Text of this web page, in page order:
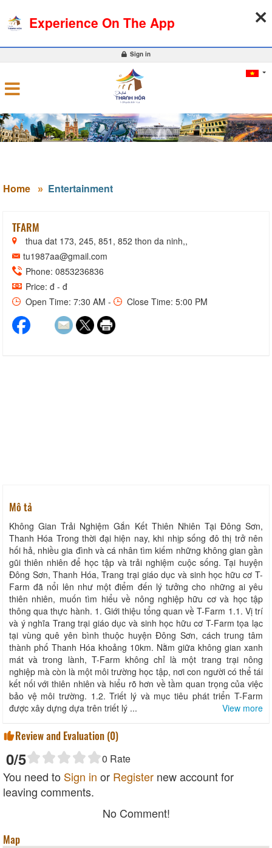
0
Sign in
Home Entertainment
TFARM
thua dat 173, 245, 851, 852 thon da ninh,,
tu1987aa@gmail.com
Phone: 0853236836
Price: đ - đ
Open Time: 7:30 AM -
Close Time: 5:00 PM
Mô tả
Không Gian Trải Nghiệm Gắn Kết Thiên Nhiên Tại Đông Sơn,
Thanh Hóa Trong thời đại hiện nay, khi nhịp sống đô thị trở nên
hối hả, nhiều gia đình và cá nhân tìm kiếm những không gian gần
gũi thiên nhiên để học tập và trải nghiệm cuộc sống. Tại huyện
Đông Sơn, Thanh Hóa, Trang trại giáo dục và sinh học hữu cơ T-
Farm đã nổi lên như một điểm đến lý tưởng cho những ai yêu
thiên nhiên, muốn tìm hiểu về nông nghiệp hữu cơ và học tập
thông qua thực hành. 1. Giới thiệu tổng quan về T-Farm 1.1. Vị trí
và ý nghĩa Trang trại giáo dục và sinh học hữu cơ T-Farm tọa lạc
tại vùng quê yên bình thuộc huyện Đông Sơn, cách trung tâm
thành phố Thanh Hóa khoảng 10km. Nằm giữa không gian xanh
mát và trong lành, T-Farm không chỉ là một trang trại nông
nghiệp mà còn là một môi trường học tập, nơi con người có thể tái
kết nối với thiên nhiên và hiểu rõ hơn về tầm quan trọng của việc
bảo vệ môi trường. 1.2. Triết lý và mục tiêu phát triển T-Farm
được xây dựng dựa trên triết lý ...
View more
Review and Evaluation (0)
0/5 0 Rate
You need to Sign in or Register new account for
leaving comments.
No Comment!
Map
Experience On The App